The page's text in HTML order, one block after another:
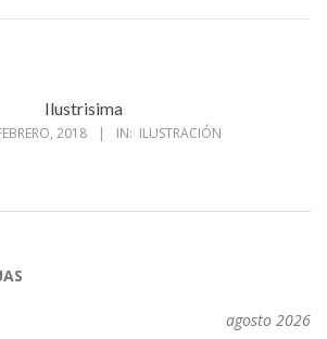
Ilustrisima
2018 IN: ILUSTRACIÓN
agosto 2026